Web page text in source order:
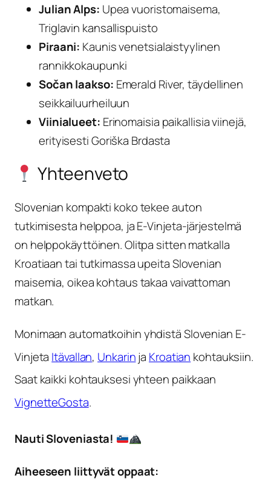
Julian Alps: Upea vuoristomaisema,
Triglavin kansallispuisto
Piraani: Kaunis venetsialaistyylinen
rannikkokaupunki
Sočan laakso: Emerald River, täydellinen
seikkailuurheiluun
Viinialueet: Erinomaisia paikallisia viinejä,
erityisesti Goriška Brdasta
Yhteenveto
Slovenian kompakti koko tekee auton
tutkimisesta helppoa, ja E-Vinjeta-järjestelmä
on helppokäyttöinen. Olitpa sitten matkalla
Kroatiaan tai tutkimassa upeita Slovenian
maisemia, oikea kohtaus takaa vaivattoman
matkan.
Monimaan automatkoihin yhdistä Slovenian E-
Vinjeta Itävallan, Unkarinja Kroatian kohtauksiin.
Saat kaikki kohtauksesi yhteen paikkaan
VignetteGosta.
Nauti Sloveniasta!
Aiheeseen liittyvät oppaat: